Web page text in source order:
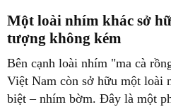
Một loài nhím khác sở
tượng không kém
Bên cạnh loài nhím "ma cà
Việt Nam còn sở hữu một loài
biệt – nhím bờm. Đây là một